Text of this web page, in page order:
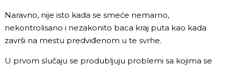
Naravno, nije isto kada se smeće nemarno,
nekontrolisano i nezakonito baca kraj puta kao kada
završi na mestu predviđenom u te svrhe.
U prvom slučaju se produbljuju problemi sa kojima se